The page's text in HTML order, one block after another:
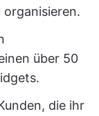
über 50
die ihr